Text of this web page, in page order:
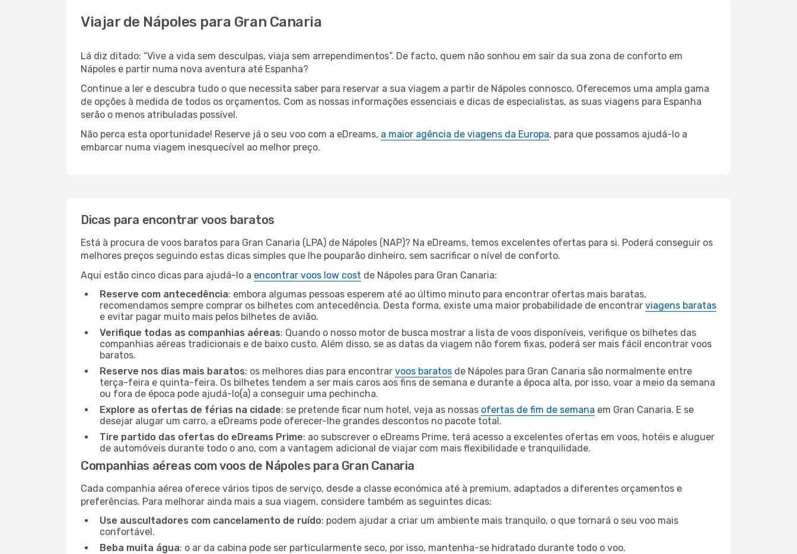
Viajar de Nápoles para Gran Canaria
Lá diz ditado: “Vive a vida sem desculpas, viaja sem arrependimentos”. De facto, quem não sonhou em sair da sua zona de conforto em
Nápoles e partir numa nova aventura até Espanha?
Continue a ler e descubra tudo o que necessita saber para reservar a sua viagem a partir de Nápoles connosco. Oferecemos uma ampla gama
de opções à medida de todos os orçamentos. Com as nossas informações essenciais e dicas de especialistas, as suas viagens para Espanha
serão o menos atribuladas possível.
Não perca esta oportunidade! Reserve já o seu voo com a eDreams, a maior agência de viagens da Europa, para que possamos ajudá-lo a
embarcar numa viagem inesquecível ao melhor preço.
Dicas para encontrar voos baratos
Está à procura de voos baratos para Gran Canaria (LPA) de Nápoles (NAP)? Na eDreams, temos excelentes ofertas para si. Poderá conseguir os
melhores preços seguindo estas dicas simples que lhe pouparão dinheiro, sem sacrificar o nível de conforto.
Aqui estão cinco dicas para ajudá-lo a encontrar voos low cost de Nápoles para Gran Canaria:
Reserve com antecedência: embora algumas pessoas esperem até ao último minuto para encontrar ofertas mais baratas,
recomendamos sempre comprar os bilhetes com antecedência. Desta forma, existe uma maior probabilidade de encontrar viagens baratas
e evitar pagar muito mais pelos bilhetes de avião.
Verifique todas as companhias aéreas: Quando o nosso motor de busca mostrar a lista de voos disponíveis, verifique os bilhetes das
companhias aéreas tradicionais e de baixo custo. Além disso, se as datas da viagem não forem fixas, poderá ser mais fácil encontrar voos
baratos.
Reserve nos dias mais baratos: os melhores dias para encontrar voos baratos de Nápoles para Gran Canaria são normalmente entre
terça-feira e quinta-feira. Os bilhetes tendem a ser mais caros aos fins de semana e durante a época alta, por isso, voar a meio da semana
ou fora de época pode ajudá-lo(a) a conseguir uma pechincha.
Explore as ofertas de férias na cidade: se pretende ficar num hotel, veja as nossas ofertas de fim de semana em Gran Canaria. E se
desejar alugar um carro, a eDreams pode oferecer-lhe grandes descontos no pacote total.
Tire partido das ofertas do eDreams Prime: ao subscrever o eDreams Prime, terá acesso a excelentes ofertas em voos, hotéis e aluguer
de automóveis durante todo o ano, com a vantagem adicional de viajar com mais flexibilidade e tranquilidade.
Companhias aéreas com voos de Nápoles para Gran Canaria
Cada companhia aérea oferece vários tipos de serviço, desde a classe económica até à premium, adaptados a diferentes orçamentos e
preferências. Para melhorar ainda mais a sua viagem, considere também as seguintes dicas:
Use auscultadores com cancelamento de ruído: podem ajudar a criar um ambiente mais tranquilo, o que tornará o seu voo mais
confortável.
Beba muita água: o ar da cabina pode ser particularmente seco, por isso, mantenha-se hidratado durante todo o voo.